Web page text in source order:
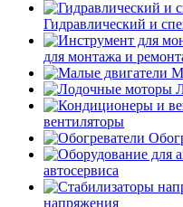
Гидравлический и
для монтажа и
вентиляторы
автосервиса
напряжения